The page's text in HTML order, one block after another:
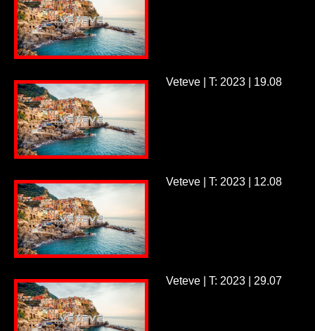
Veteve | T: 2023 | 19.08
Veteve | T: 2023 | 12.08
Veteve | T: 2023 | 29.07